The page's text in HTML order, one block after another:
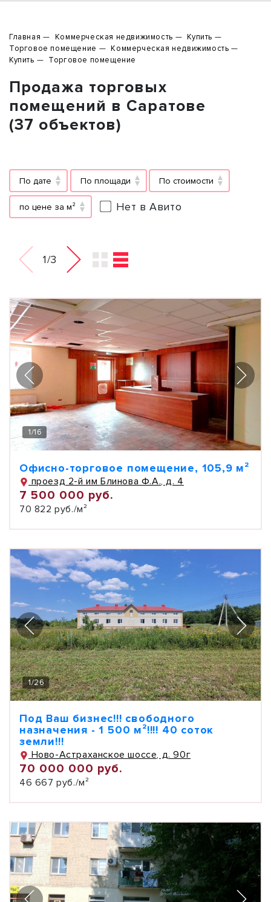
Главная Коммерческая недвижимость
Купить
Торговое помещение
Коммерческая недвижимость
Купить
Торговое помещение
Продажа торговых
помещений в Саратове
(37 объектов)
По дате По площади По стоимости
по цене за м² Нет в Авито
1/3
1/16
Офисно-торговое помещение, 105,9 м²
проезд 2-й им Блинова Ф.А., д. 4
7 500 000 руб.
70 822 руб./м²
1/26
Под Ваш бизнес!!! свободного
назначения - 1 500 м²!!!! 40 соток
земли!!!
Ново-Астраханское шоссе, д. 90г
70 000 000 руб.
46 667 руб./м²